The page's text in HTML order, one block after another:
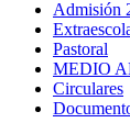
Admisión
Pastoral
MEDIO
Circulares